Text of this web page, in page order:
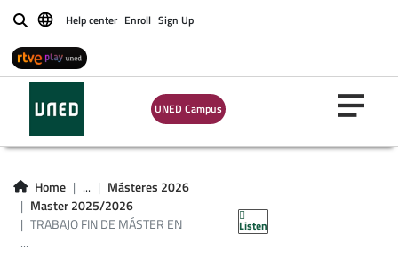
BuscarHelp center Enroll Sign Up
UNED Campus
Home ...
Másteres 2026
Master 2025/2026
TRABAJO FIN DE MÁSTER EN
...
Listen
EDUCACIÓN.
MÓDULO DE
INVESTIGACIÓN E
INNOVACIÓN EN
DIAGNÓSTICO Y
ORIENTACIÓN